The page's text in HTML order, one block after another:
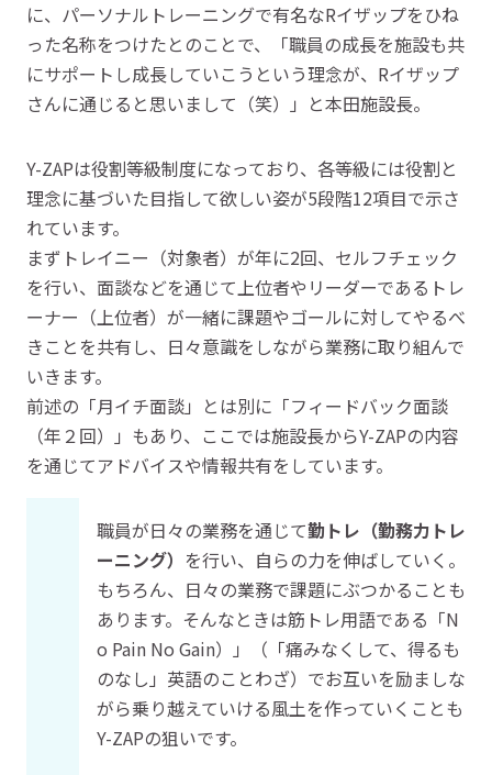
に、パーソナルトレーニングで有名なRイザップをひね
った名称をつけたとのことで、「職員の成長を施設も共
にサポートし成長していこうという理念が、Rイザップ
さんに通じると思いまして（笑）」と本田施設長。
Y-ZAPは役割等級制度になっており、各等級には役割と
理念に基づいた目指して欲しい姿が5段階12項目で示さ
れています。
まずトレイニー（対象者）が年に2回、セルフチェック
を行い、面談などを通じて上位者やリーダーであるトレ
ーナー（上位者）が一緒に課題やゴールに対してやるべ
きことを共有し、日々意識をしながら業務に取り組んで
いきます。
前述の「月イチ面談」とは別に「フィードバック面談
（年２回）」もあり、ここでは施設長からY-ZAPの内容
を通じてアドバイスや情報共有をしています。
職員が日々の業務を通じて勤トレ（勤務力トレ
ーニング） を行い、自らの力を伸ばしていく。
もちろん、日々の業務で課題にぶつかることも
あります。そんなときは筋トレ用語である「N
o Pain No Gain）」（「痛みなくして、得るも
のなし」英語のことわざ）でお互いを励ましな
がら乗り越えていける風土を作っていくことも
Y-ZAPの狙いです。